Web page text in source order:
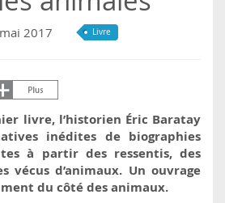
2017 Livre
livre, l’historien Éric Baratay
inédites de biographies
à partir des ressentis, des
vécus d’animaux. Un ouvrage
du côté des animaux.